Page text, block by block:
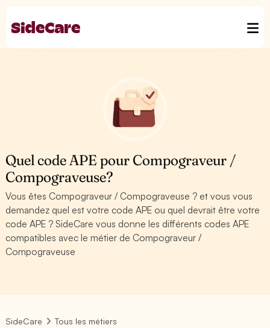
Quel code APE pour Compograveur /
Compograveuse?
Vous êtes Compograveur / Compograveuse ? et vous vous
demandez quel est votre code APE ou quel devrait être votre
code APE ? SideCare vous donne les différents codes APE
compatibles avec le métier de Compograveur /
Compograveuse
SideCare
Tous les métiers